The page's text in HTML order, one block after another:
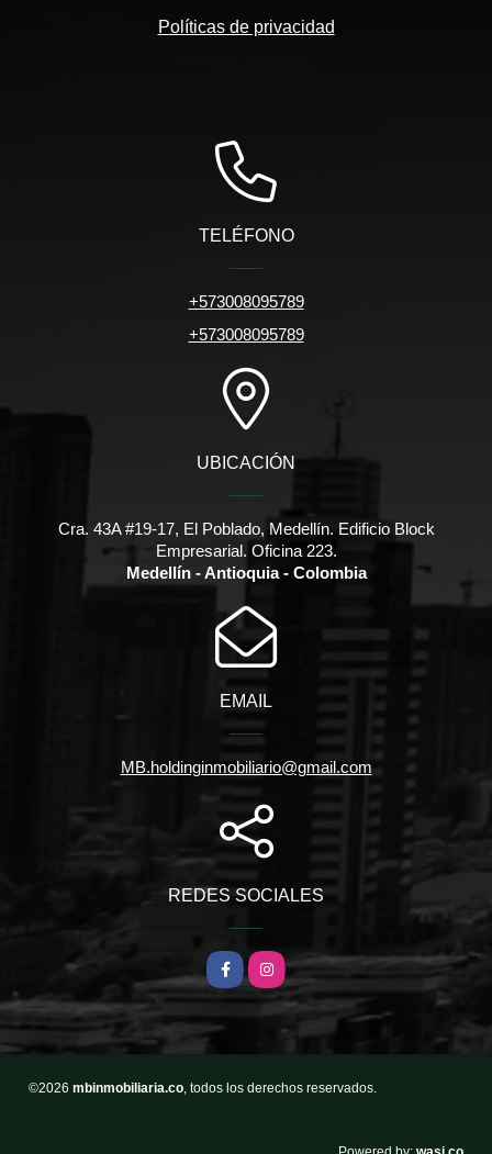
Políticas de privacidad
TELÉFONO
+573008095789
+573008095789
UBICACIÓN
Cra. 43A #19-17, El Poblado, Medellín. Edificio Block
Empresarial. Oficina 223.
Medellín - Antioquia - Colombia
EMAIL
MB.holdinginmobiliario@gmail.com
REDES SOCIALES
FacebookInstagram
©2026 mbinmobiliaria.co , todos los derechos reservados.